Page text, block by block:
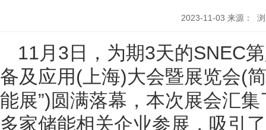
2023-11-03 来源：
11月3日，为期3天的SNEC
备及应用(上海)大会暨展览会(
能展”)圆满落幕，本次展会汇
多家储能相关企业参展，吸引